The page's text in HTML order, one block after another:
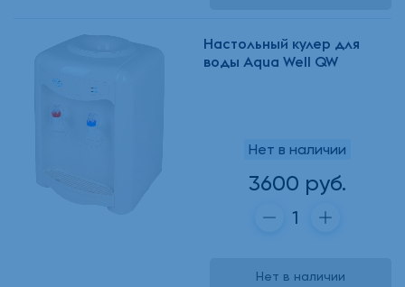
Настольный кулер для
воды Aqua Well QW
Нет в наличии
3600 руб.
Нет в наличии